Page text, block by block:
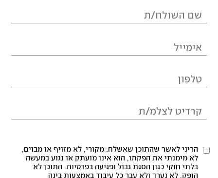
הריני לאשר שהתוכן שאשלח: מקורי, לא מזויף או מבוים,
לא מימנתי את הפקתו, הוא אינו מועתק או נגוע במעשה
בלתי חוקי כגון הסגת גבול ופגיעה בפרטיות. התוכן לא
הופק, לא נערך ולא עבר כל עיבוד באמצעות בינה